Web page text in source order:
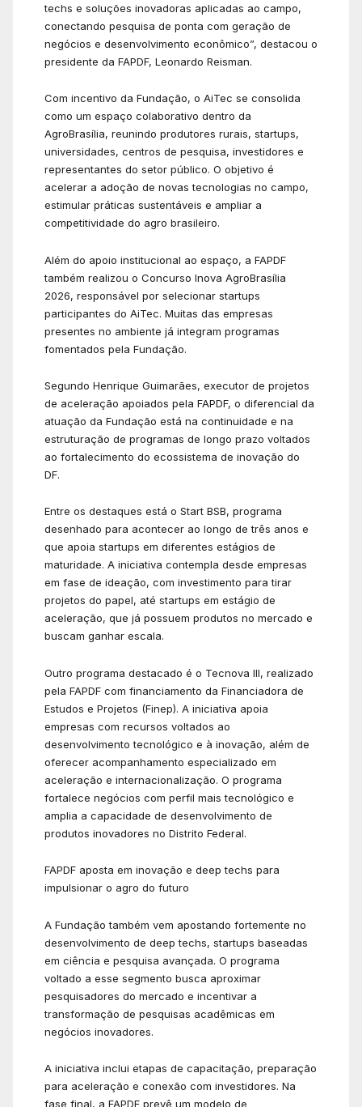
techs e soluções inovadoras aplicadas ao campo,
conectando pesquisa de ponta com geração de
negócios e desenvolvimento econômico”, destacou o
presidente da FAPDF, Leonardo Reisman.
Com incentivo da Fundação, o AiTec se consolida
como um espaço colaborativo dentro da
AgroBrasília, reunindo produtores rurais, startups,
universidades, centros de pesquisa, investidores e
representantes do setor público. O objetivo é
acelerar a adoção de novas tecnologias no campo,
estimular práticas sustentáveis e ampliar a
competitividade do agro brasileiro.
Além do apoio institucional ao espaço, a FAPDF
também realizou o Concurso Inova AgroBrasília
2026, responsável por selecionar startups
participantes do AiTec. Muitas das empresas
presentes no ambiente já integram programas
fomentados pela Fundação.
Segundo Henrique Guimarães, executor de projetos
de aceleração apoiados pela FAPDF, o diferencial da
atuação da Fundação está na continuidade e na
estruturação de programas de longo prazo voltados
ao fortalecimento do ecossistema de inovação do
DF.
Entre os destaques está o Start BSB, programa
desenhado para acontecer ao longo de três anos e
que apoia startups em diferentes estágios de
maturidade. A iniciativa contempla desde empresas
em fase de ideação, com investimento para tirar
projetos do papel, até startups em estágio de
aceleração, que já possuem produtos no mercado e
buscam ganhar escala.
Outro programa destacado é o Tecnova III, realizado
pela FAPDF com financiamento da Financiadora de
Estudos e Projetos (Finep). A iniciativa apoia
empresas com recursos voltados ao
desenvolvimento tecnológico e à inovação, além de
oferecer acompanhamento especializado em
aceleração e internacionalização. O programa
fortalece negócios com perfil mais tecnológico e
amplia a capacidade de desenvolvimento de
produtos inovadores no Distrito Federal.
FAPDF aposta em inovação e deep techs para
impulsionar o agro do futuro
A Fundação também vem apostando fortemente no
desenvolvimento de deep techs, startups baseadas
em ciência e pesquisa avançada. O programa
voltado a esse segmento busca aproximar
pesquisadores do mercado e incentivar a
transformação de pesquisas acadêmicas em
negócios inovadores.
A iniciativa inclui etapas de capacitação, preparação
para aceleração e conexão com investidores. Na
fase final, a FAPDF prevê um modelo de